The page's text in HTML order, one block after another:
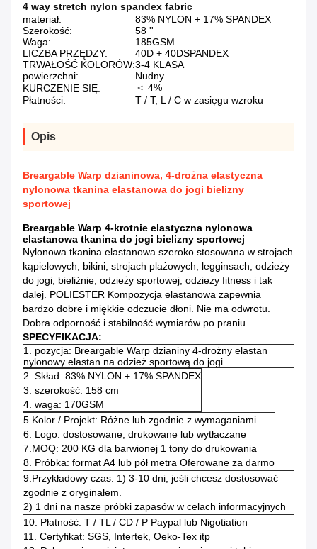
4 way stretch nylon spandex fabric
materiał:
83% NYLON + 17% SPANDEX
Szerokość:
58 ''
Waga:
185GSM
LICZBA PRZĘDZY:
40D + 40DSPANDEX
TRWAŁOŚĆ KOLORÓW:3-4 KLASA
powierzchni:
Nudny
KURCZENIE SIĘ:
＜ 4%
Płatności:
T / T, L / C w zasięgu wzroku
Opis
Breargable Warp dzianinowa, 4-drożna elastyczna
nylonowa tkanina elastanowa do jogi bielizny
sportowej
Breargable Warp 4-krotnie elastyczna nylonowa
elastanowa tkanina do jogi bielizny sportowej
Nylonowa tkanina elastanowa szeroko stosowana w strojach
kąpielowych, bikini, strojach plażowych, legginsach, odzieży
do jogi, bieliźnie, odzieży sportowej, odzieży fitness i tak
dalej. POLIESTER Kompozycja elastanowa zapewnia
bardzo dobre i miękkie odczucie dłoni. Nie ma odwrotu.
Dobra odporność i stabilność wymiarów po praniu.
SPECYFIKACJA:
1. pozycja: Breargable Warp dzianiny 4-drożny elastan
nylonowy elastan na odzież sportową do jogi
2. Skład: 83% NYLON + 17% SPANDEX
3. szerokość: 158 cm
4. waga: 170GSM
5.Kolor / Projekt: Różne lub zgodnie z wymaganiami
6. Logo: dostosowane, drukowane lub wytłaczane
7.MOQ: 200 KG dla barwionej 1 tony do drukowania
8. Próbka: format A4 lub pół metra Oferowane za darmo
9.Przykładowy czas: 1) 3-10 dni, jeśli chcesz dostosować
zgodnie z oryginałem.
2) 1 dni na nasze próbki zapasów w celach informacyjnych
10. Płatność: T / TL / CD / P Paypal lub Nigotiation
11. Certyfikat: SGS, Intertek, Oeko-Tex itp